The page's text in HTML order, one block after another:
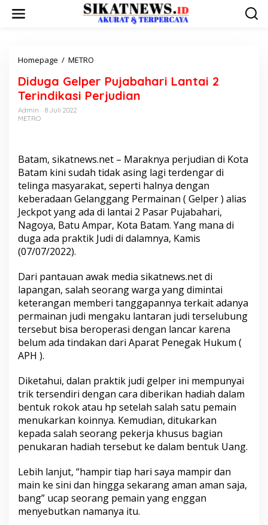
Homepage / METRO
d
u
g
p
r
P
u
a
b
a
r
i
L
a
n
t
a
e
r
i
d
i
k
s
i
P
e
r
Diduga Gelper Pujabahari Lantai 2
Terindikasi Perjudian
Admin
8 Juli 2022
METRO
Batam, sikatnews.net – Maraknya perjudian di Kota
Batam kini sudah tidak asing lagi terdengar di
telinga masyarakat, seperti halnya dengan
keberadaan Gelanggang Permainan ( Gelper ) alias
Jeckpot yang ada di lantai 2 Pasar Pujabahari,
Nagoya, Batu Ampar, Kota Batam. Yang mana di
duga ada praktik Judi di dalamnya, Kamis
(07/07/2022).
Dari pantauan awak media sikatnews.net di
lapangan, salah seorang warga yang dimintai
keterangan memberi tanggapannya terkait adanya
permainan judi mengaku lantaran judi terselubung
tersebut bisa beroperasi dengan lancar karena
belum ada tindakan dari Aparat Penegak Hukum (
APH ).
Diketahui, dalan praktik judi gelper ini mempunyai
trik tersendiri dengan cara diberikan hadiah dalam
bentuk rokok atau hp setelah salah satu pemain
menukarkan koinnya. Kemudian, ditukarkan
kepada salah seorang pekerja khusus bagian
penukaran hadiah tersebut ke dalam bentuk Uang.
Lebih lanjut, “hampir tiap hari saya mampir dan
main ke sini dan hingga sekarang aman aman saja,
bang” ucap seorang pemain yang enggan
menyebutkan namanya itu.